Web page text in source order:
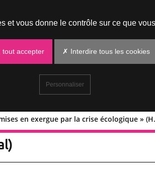
en exergue par la crise écologique »
mises en
et vous donne le contrôle sur ce que
tout accepter ✗ Interdire tous les cookies
Personnaliser